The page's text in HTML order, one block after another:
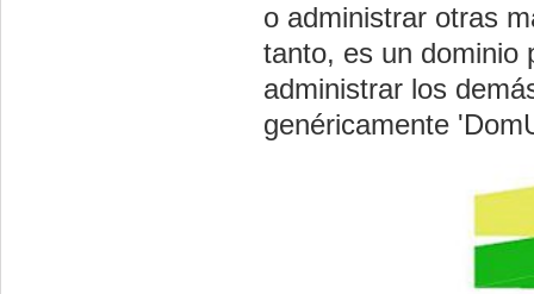
o administrar otras
tanto, es un dominio
administrar los
genéricamente